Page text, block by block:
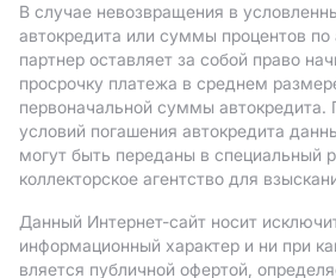
В случае невозвращения в
автокредита или суммы процентов по
партнер оставляет за собой право
просрочку платежа в среднем
первоначальной суммы автокредита.
условий погашения автокредита
могут быть переданы в специальный
коллекторское агентство для
Данный Интернет-сайт носит
информационный характер и ни при
вляется публичной офертой,